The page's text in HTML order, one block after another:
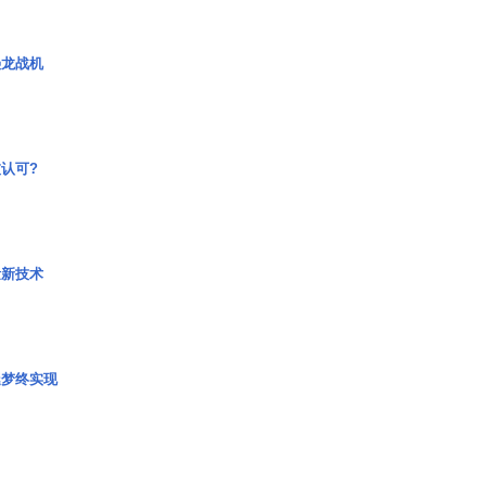
战机
可?
技术
终实现